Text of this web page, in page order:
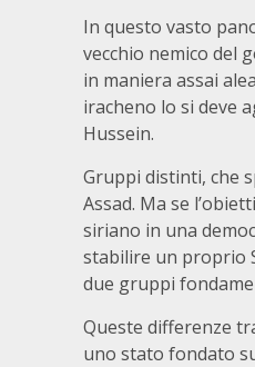
In questo vasto
vecchio nemico del
in maniera assai
iracheno lo si deve
Hussein.
Gruppi distinti, che
Assad. Ma se
siriano in una
stabilire un proprio
due gruppi
Queste differenze
uno stato fondato